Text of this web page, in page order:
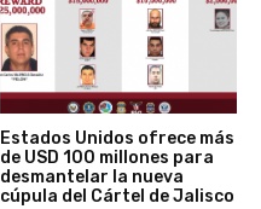
Estados Unidos ofrece más
de USD 100 millones para
desmantelar la nueva
cúpula del Cártel de Jalisco